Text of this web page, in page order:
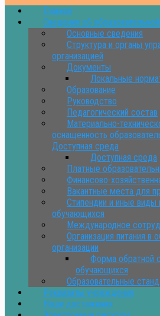
Главная
Сведения об
Основные сведения
Структура и органы
организацией
Документы
Локальные
Образование
Руководство
Педагогический состав
Материально-
оснащенность
Доступная среда
Доступная среда
Платные
Финансово-
Вакантные места для
Стипендии и иные виды
обучающихся
Международное
Организация питания в
организации
Форма обратной
обучающихся
Образовательные
Реквизиты учреждения
Наши достижения